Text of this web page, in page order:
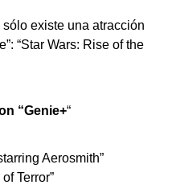
existe una atracción
“Star Wars: Rise of the
“Genie+“
Aerosmith”
Terror”